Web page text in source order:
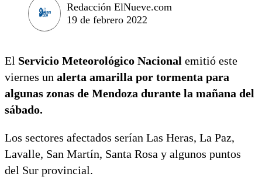
Redacción ElNueve.com
19 de febrero 2022
El Servicio Meteorológico Nacional emitió este
viernes un alerta amarilla por tormenta para
algunas zonas de Mendoza durante la mañana del
sábado.
Los sectores afectados serían Las Heras, La Paz,
Lavalle, San Martín, Santa Rosa y algunos puntos
del Sur provincial.